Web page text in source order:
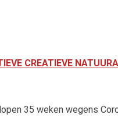
CREATIEVE
35 weken wegens